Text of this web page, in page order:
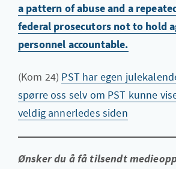
a pattern of abuse and a
federal prosecutors not to hold
personnel accountable.
(Kom 24) PST har egen
spørre oss selv om PST kunne
veldig annerledes siden
Ønsker du å få tilsendt